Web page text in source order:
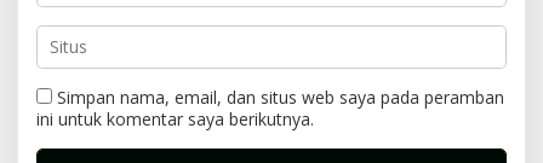
Simpan nama, email, dan situs web saya pada peramban
ini untuk komentar saya berikutnya.